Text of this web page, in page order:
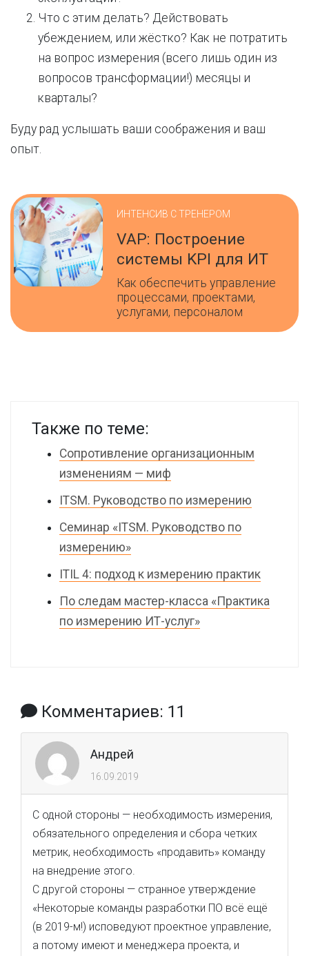
Что с этим делать? Действовать
убеждением, или жёстко? Как не потратить
на вопрос измерения (всего лишь один из
вопросов трансформации!) месяцы и
кварталы?
Буду рад услышать ваши соображения и ваш
опыт.
ИНТЕНСИВ С ТРЕНЕРОМ
VAP: Построение
системы KPI для ИТ
Как обеспечить управление
процессами, проектами,
услугами, персоналом
Также по теме:
Сопротивление организационным
изменениям — миф
ITSM. Руководство по измерению
Семинар «ITSM. Руководство по
измерению»
ITIL 4: подход к измерению практик
По следам мастер-класса «Практика
по измерению ИТ-услуг»
Комментариев: 11
Андрей
16.09.2019
С одной стороны — необходимость измерения,
обязательного определения и сбора четких
метрик, необходимость «продавить» команду
на внедрение этого.
С другой стороны — странное утверждение
«Некоторые команды разработки ПО всё ещё
(в 2019-м!) исповедуют проектное управление,
а потому имеют и менеджера проекта, и